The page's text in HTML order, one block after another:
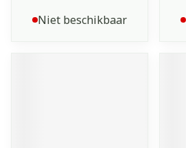
Niet beschikbaar